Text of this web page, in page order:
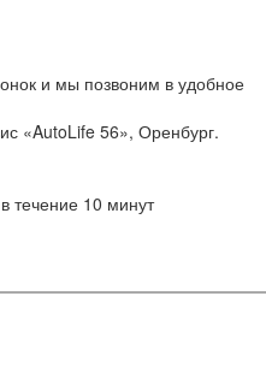
и мы позвоним в удобное
«AutoLife 56», Оренбург.
течение 10 минут